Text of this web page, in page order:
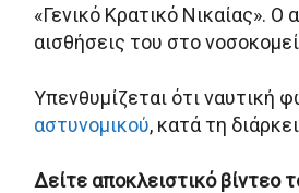
«Γενικό Κρατικό Νικαίας».
αισθήσεις του στο
Υπενθυμίζεται ότι ναυτική
αστυνομικού, κατά τη
Δείτε αποκλειστικό βίντεο